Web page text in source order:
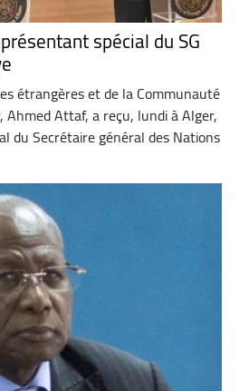
spécial du SG
étrangères et de la Communauté
Attaf, a reçu, lundi à Alger,
du Secrétaire général des Nations